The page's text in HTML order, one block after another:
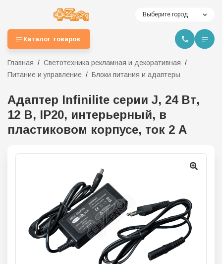
Выберите город
Каталог товаров
Главная
Светотехника рекламная и декоративная
Питание и управление
Блоки питания и адаптеры
Адаптер Infinilite серии J, 24 Вт,
12 В, IP20, интерьерный, в
пластиковом корпусе, ток 2 A